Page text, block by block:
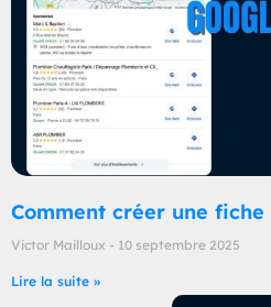
Comment créer une fiche
Victor Mailloux 10 septembre 2025
Lire la suite »